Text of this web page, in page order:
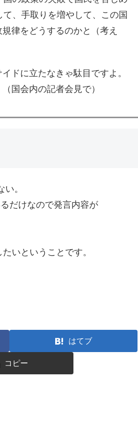
、手取りを増やして、この国
律をどうするのかと（考え
ドに立たなきゃ駄目ですよ。
（国会内の記者会見で）
。
だけなので発言内容が
いということです。
はてブ
コピー